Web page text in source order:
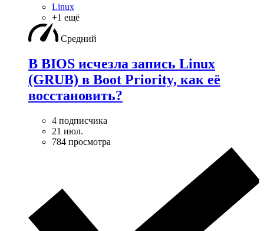
Linux
+1 ещё
Средний
В BIOS исчезла запись Linux
(GRUB) в Boot Priority, как её
восстановить?
4 подписчика
21 июл.
784 просмотра